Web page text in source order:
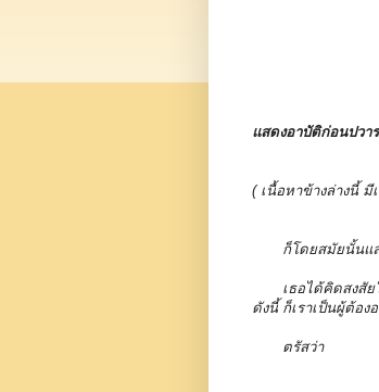
แสดงอาบัติก่อนปวา
( เนื้อหาข้างล่างนี้ มี
ก็โดยสมัยนั้นแ
เธอได้คิดสงสั
ดังนี้ ก็เราเป็นผู้ต้อ
ตรัสว่า